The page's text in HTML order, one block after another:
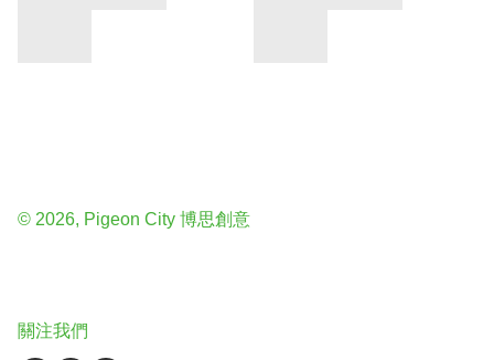
© 2026, Pigeon City 博思創意
關注我們